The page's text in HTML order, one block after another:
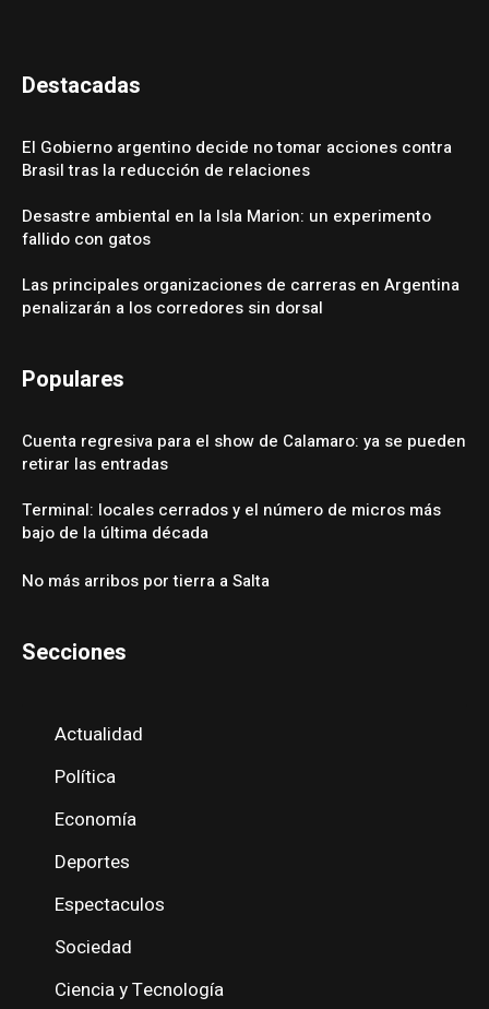
Destacadas
El Gobierno argentino decide no tomar acciones contra
Brasil tras la reducción de relaciones
Desastre ambiental en la Isla Marion: un experimento
fallido con gatos
Las principales organizaciones de carreras en Argentina
penalizarán a los corredores sin dorsal
Populares
Cuenta regresiva para el show de Calamaro: ya se pueden
retirar las entradas
Terminal: locales cerrados y el número de micros más
bajo de la última década
No más arribos por tierra a Salta
Secciones
Actualidad
Política
Economía
Deportes
Espectaculos
Sociedad
Ciencia y Tecnología